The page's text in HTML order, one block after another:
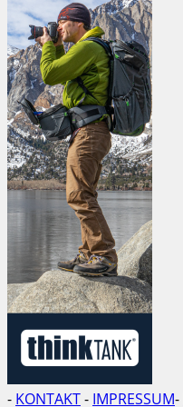
- KONTAKT- IMPRESSUM-